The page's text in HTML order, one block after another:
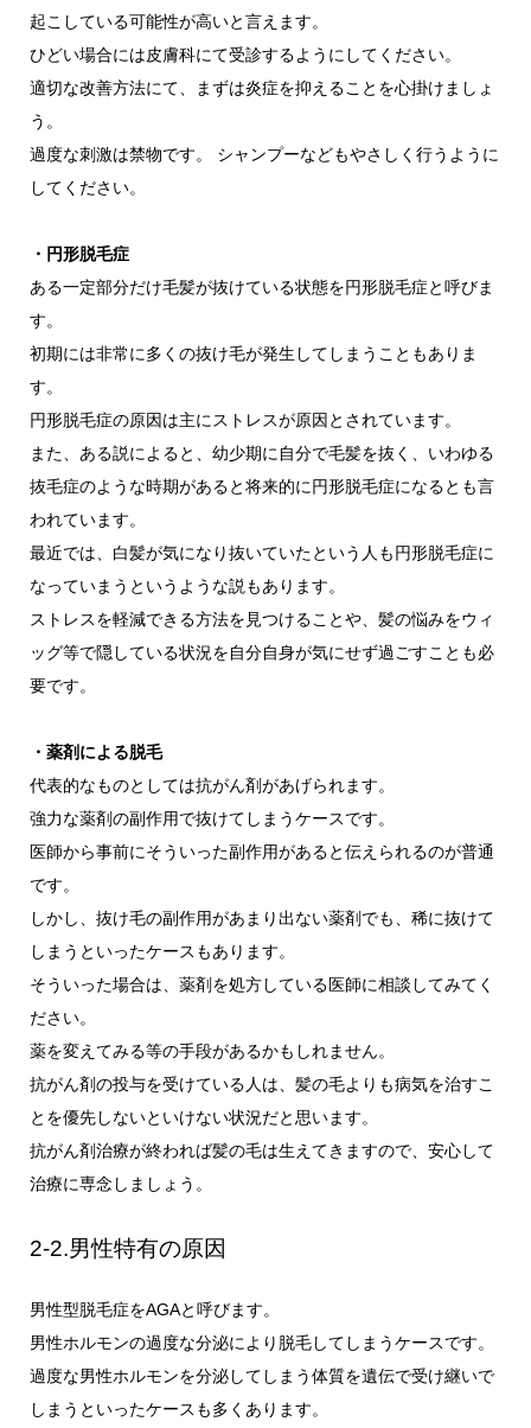
起こしている可能性が高いと言えます。
ひどい場合には皮膚科にて受診するようにしてください。
適切な改善方法にて、まずは炎症を抑えることを心掛けましょ
う。
過度な刺激は禁物です。 シャンプーなどもやさしく行うように
してください。
・円形脱毛症
ある一定部分だけ毛髪が抜けている状態を円形脱毛症と呼びま
す。
初期には非常に多くの抜け毛が発生してしまうこともありま
す。
円形脱毛症の原因は主にストレスが原因とされています。
また、ある説によると、幼少期に自分で毛髪を抜く、いわゆる
抜毛症のような時期があると将来的に円形脱毛症になるとも言
われています。
最近では、白髪が気になり抜いていたという人も円形脱毛症に
なっていまうというような説もあります。
ストレスを軽減できる方法を見つけることや、髪の悩みをウィ
ッグ等で隠している状況を自分自身が気にせず過ごすことも必
要です。
・薬剤による脱毛
代表的なものとしては抗がん剤があげられます。
強力な薬剤の副作用で抜けてしまうケースです。
医師から事前にそういった副作用があると伝えられるのが普通
です。
しかし、抜け毛の副作用があまり出ない薬剤でも、稀に抜けて
しまうといったケースもあります。
そういった場合は、薬剤を処方している医師に相談してみてく
ださい。
薬を変えてみる等の手段があるかもしれません。
抗がん剤の投与を受けている人は、髪の毛よりも病気を治すこ
とを優先しないといけない状況だと思います。
抗がん剤治療が終われば髪の毛は生えてきますので、安心して
治療に専念しましょう。
2-2.男性特有の原因
男性型脱毛症をAGAと呼びます。
男性ホルモンの過度な分泌により脱毛してしまうケースです。
過度な男性ホルモンを分泌してしまう体質を遺伝で受け継いで
しまうといったケースも多くあります。